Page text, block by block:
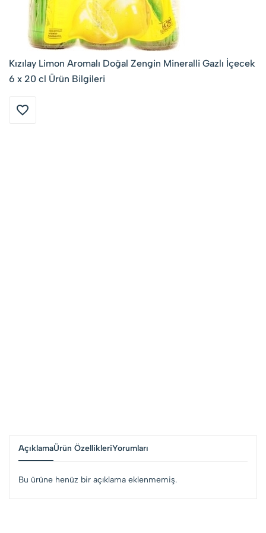
Kızılay Limon Aromalı Doğal Zengin Mineralli Gazlı İçecek
6 x 20 cl Ürün Bilgileri
AçıklamaÜrün ÖzellikleriYorumları
Bu ürüne henüz bir açıklama eklenmemiş.